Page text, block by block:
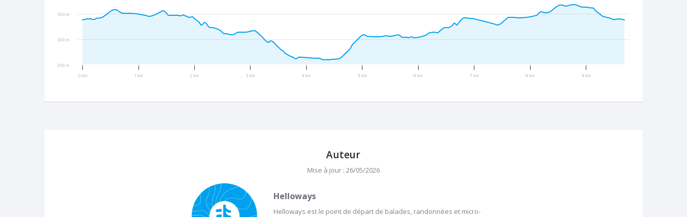
0 km 1 km 2 km 3 km 4 km 5 km 6 km 7 km 8 km 9 km
250 m
300 m
350 m
Auteur
Mise à jour : 26/05/2026
Helloways
Helloways est le point de départ de balades, randonnées et micro-